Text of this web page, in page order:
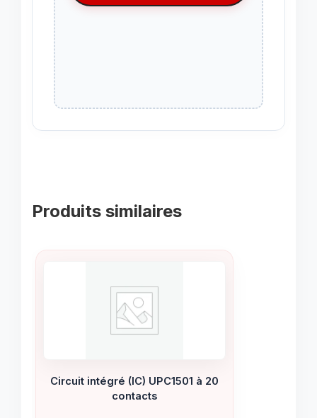
Produits similaires
Circuit intégré (IC) UPC1501 à 20
contacts